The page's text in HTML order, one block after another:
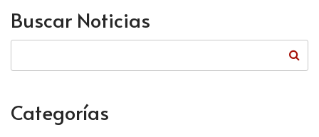
Buscar Noticias
Categorías